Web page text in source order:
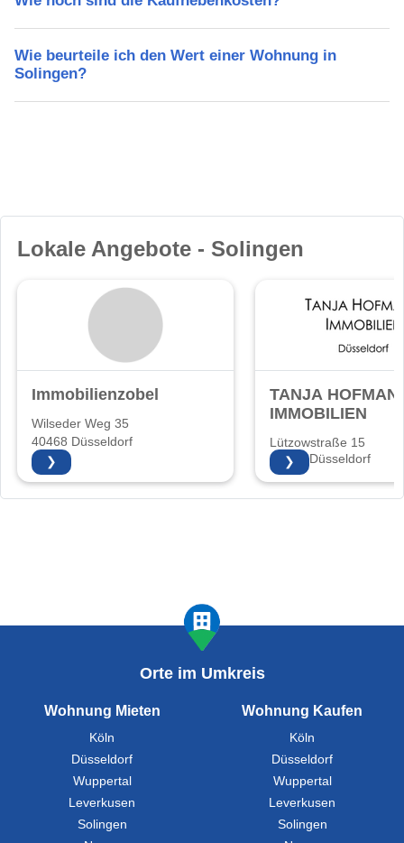
Wie beurteile ich den Wert einer Wohnung in
Solingen?
Lokale Angebote - Solingen
Immobilienzobel
Wilseder Weg 35
40468 Düsseldorf
❯
TANJA
IMMOBILIEN
Lützowstraße 15
40476 Düsseldorf
❯
Orte im Umkreis
Wohnung Mieten
Köln
Düsseldorf
Wuppertal
Leverkusen
Solingen
Wohnung Kaufen
Köln
Düsseldorf
Wuppertal
Leverkusen
Solingen